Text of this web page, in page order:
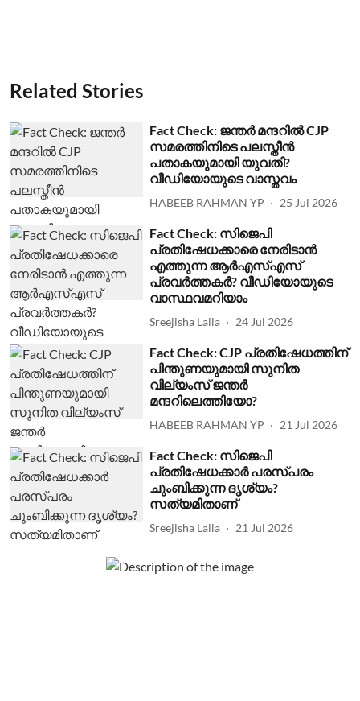
Related Stories
Fact Check: ജന്തര്‍ മന്ദറില്‍ CJP
സമരത്തിനിടെ പലസ്തീന്‍
പതാകയുമായി യുവതി?
വീഡിയോയുടെ വാസ്തവം
HABEEB RAHMAN YP 25 Jul 2026
Fact Check: സിജെപി
പ്രതിഷേധക്കാരെ നേരിടാന്‍
എത്തുന്ന ആര്‍എസ്എസ്
പ്രവര്‍ത്തകര്‍? വീഡിയോയുടെ
വാസ്ഥവമറിയാം
Sreejisha Laila 24 Jul 2026
Fact Check: CJP പ്രതിഷേധത്തിന്
പിന്തുണയുമായി സുനിത
വില്യംസ് ജന്തര്‍
മന്ദറിലെത്തിയോ?
HABEEB RAHMAN YP 21 Jul 2026
Fact Check: സിജെപി
പ്രതിഷേധക്കാര്‍ പരസ്പരം
ചുംബിക്കുന്ന ദൃശ്യം?
സത്യമിതാണ്
Sreejisha Laila 21 Jul 2026